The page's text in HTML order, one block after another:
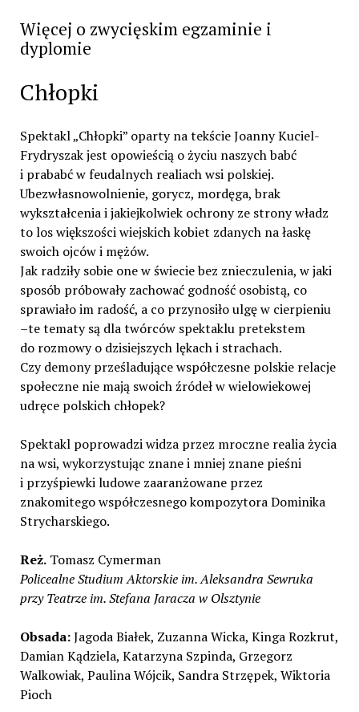
Więcej o zwycięskim egzaminie i
dyplomie
Chłopki
Spektakl „Chłopki” oparty na tekście Joanny Kuciel-
Frydryszak jest opowieścią o życiu naszych babć
i prababć w feudalnych realiach wsi polskiej.
Ubezwłasnowolnienie, gorycz, mordęga, brak
wykształcenia i jakiejkolwiek ochrony ze strony władz
to los większości wiejskich kobiet zdanych na łaskę
swoich ojców i mężów.
Jak radziły sobie one w świecie bez znieczulenia, w jaki
sposób próbowały zachować godność osobistą, co
sprawiało im radość, a co przynosiło ulgę w cierpieniu
–te tematy są dla twórców spektaklu pretekstem
do rozmowy o dzisiejszych lękach i strachach.
Czy demony prześladujące współczesne polskie relacje
społeczne nie mają swoich źródeł w wielowiekowej
udręce polskich chłopek?
Spektakl poprowadzi widza przez mroczne realia życia
na wsi, wykorzystując znane i mniej znane pieśni
i przyśpiewki ludowe zaaranżowane przez
znakomitego współczesnego kompozytora Dominika
Strycharskiego.
Reż.Tomasz Cymerman
Policealne Studium Aktorskie im. Aleksandra Sewruka
przy Teatrze im. Stefana Jaracza w Olsztynie
Obsada:Jagoda Białek, Zuzanna Wicka, Kinga Rozkrut,
Damian Kądziela, Katarzyna Szpinda, Grzegorz
Walkowiak, Paulina Wójcik, Sandra Strzępek, Wiktoria
Pioch